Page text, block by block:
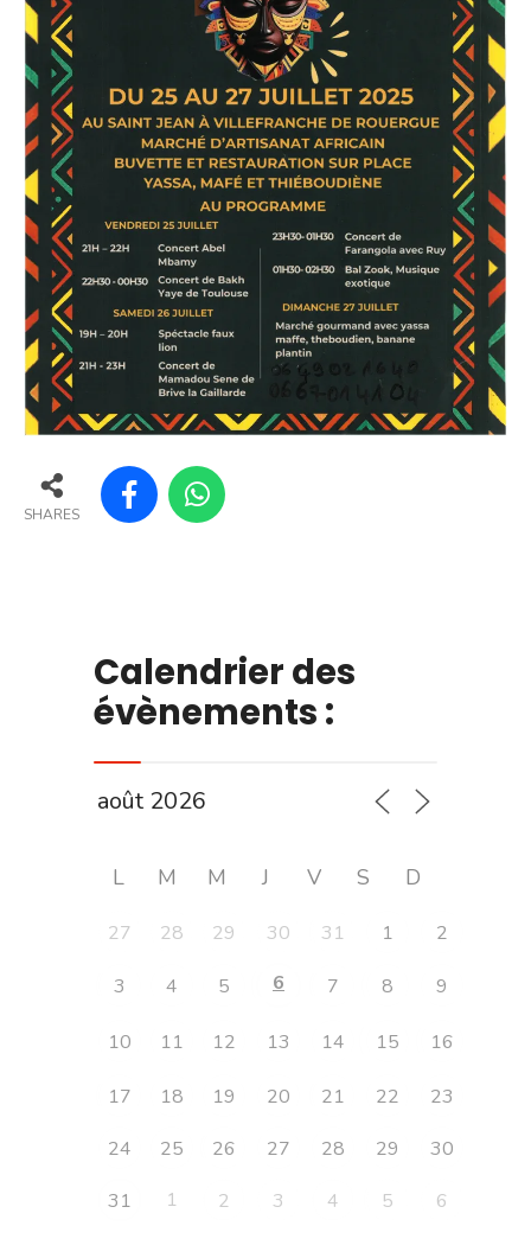
SHARES
Calendrier des
évènements :
L M M J V S D
27 28 29 30 31 1 2
3 4 5 6 7 8 9
10 11 12 13 14 15 16
17 18 19 20 21 22
23
24
25 26 27 28 29
30
31
1 2 3 4 5 6